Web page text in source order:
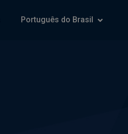
Português do Brasil